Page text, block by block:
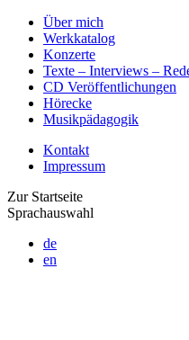
Über mich
Werkkatalog
Konzerte
Texte – Interviews –
CD Veröffentlichungen
Hörecke
Musikpädagogik
Kontakt
Impressum
Zur Startseite
Sprachauswahl
de
en